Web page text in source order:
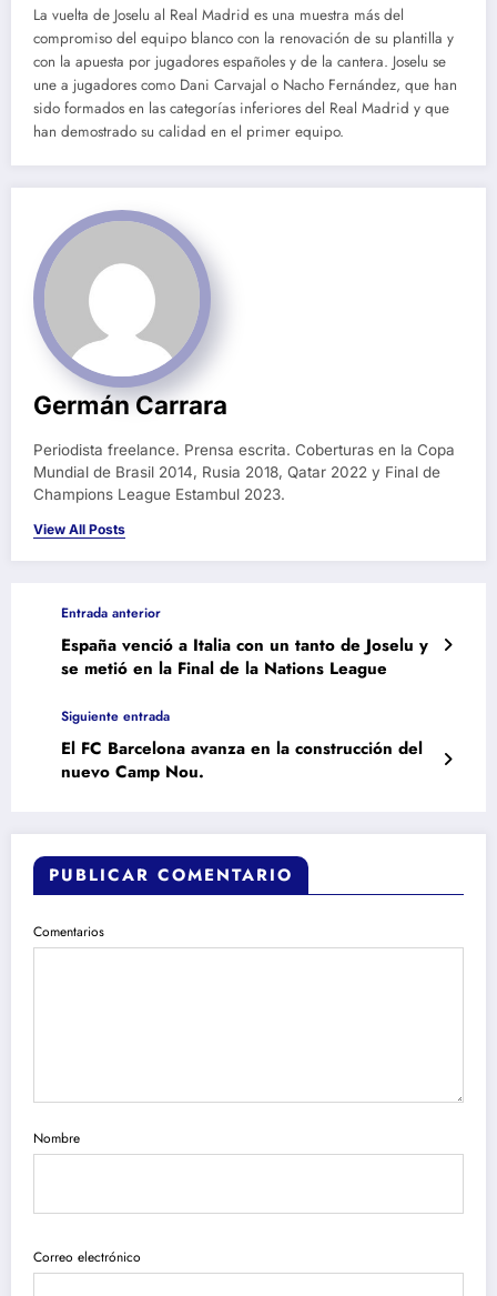
La vuelta de Joselu al Real Madrid es una muestra más del
compromiso del equipo blanco con la renovación de su plantilla y
con la apuesta por jugadores españoles y de la cantera. Joselu se
une a jugadores como Dani Carvajal o Nacho Fernández, que han
sido formados en las categorías inferiores del Real Madrid y que
han demostrado su calidad en el primer equipo.
Germán Carrara
Periodista freelance. Prensa escrita. Coberturas en la Copa
Mundial de Brasil 2014, Rusia 2018, Qatar 2022 y Final de
Champions League Estambul 2023.
View All Posts
Entrada anterior
España venció a Italia con un tanto de Joselu y
se metió en la Final de la Nations League
Siguiente entrada
El FC Barcelona avanza en la construcción del
nuevo Camp Nou.
PUBLICAR COMENTARIO
Comentarios
Nombre
Correo electrónico